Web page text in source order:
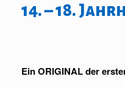
14. – 18.
Ein ORIGINAL der